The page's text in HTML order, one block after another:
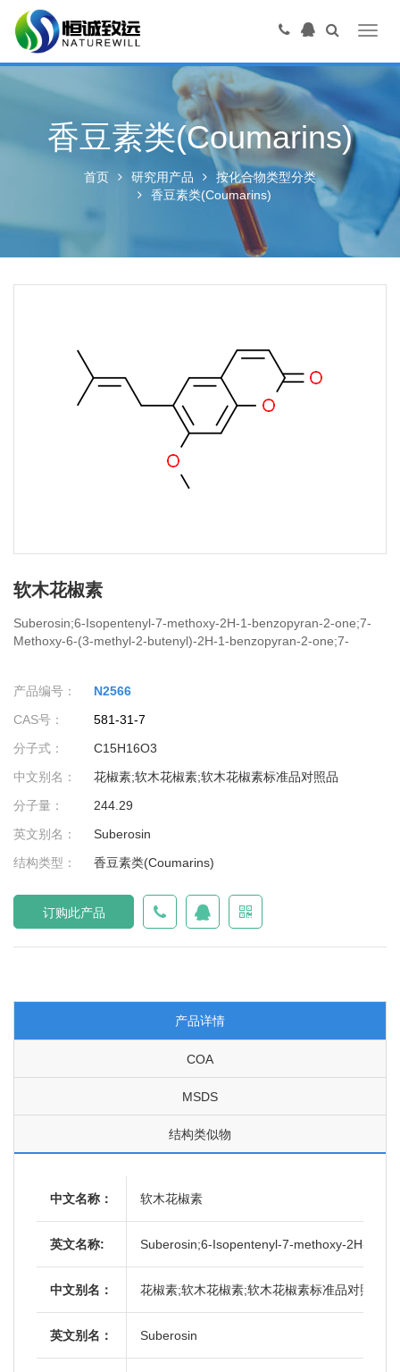
香豆素类(Coumarins)
首页 研究用产品
按化合物类型分类
香豆素类(Coumarins)
软木花椒素
Suberosin;6-Isopentenyl-7-methoxy-2H-1-benzopyran-2-one;7-
Methoxy-6-(3-methyl-2-butenyl)-2H-1-benzopyran-2-one;7-
prenylcoumarin" ]
产品编号：
N2566
CAS号：
581-31-7
分子式：
C15H16O3
中文别名：
花椒素;软木花椒素;软木花椒素标准品对照品
分子量：
244.29
英文别名：
Suberosin
结构类型：
香豆素类(Coumarins)
订购此产品
产品详情
COA
MSDS
结构类似物
中文名称： 软木花椒素
英文名称: Suberosin;6-Isopentenyl-7-methoxy-2H-1-
中文别名： 花椒素;软木花椒素;软木花椒素标准品对照品
英文别名： Suberosin